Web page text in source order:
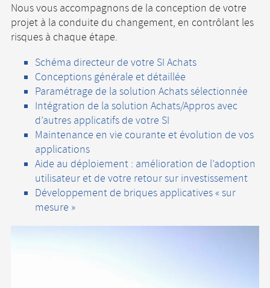
Nous vous accompagnons de la conception de votre
projet à la conduite du changement, en contrôlant les
risques à chaque étape.
Schéma directeur de votre SI Achats
Conceptions générale et détaillée
Paramétrage de la solution Achats sélectionnée
Intégration de la solution Achats/Appros avec
d’autres applicatifs de votre SI
Maintenance en vie courante et évolution de vos
applications
Aide au déploiement : amélioration de l’adoption
utilisateur et de votre retour sur investissement
Développement de briques applicatives « sur
mesure »